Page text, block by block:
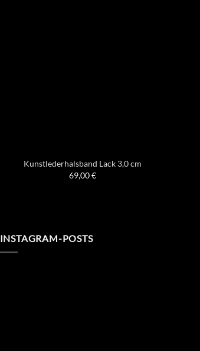
Kunstlederhalsband Lack 3,0 cm
69,00€
INSTAGRAM-POSTS